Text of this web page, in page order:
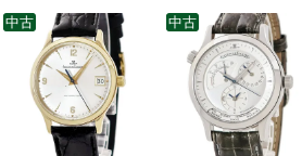
中古 中古